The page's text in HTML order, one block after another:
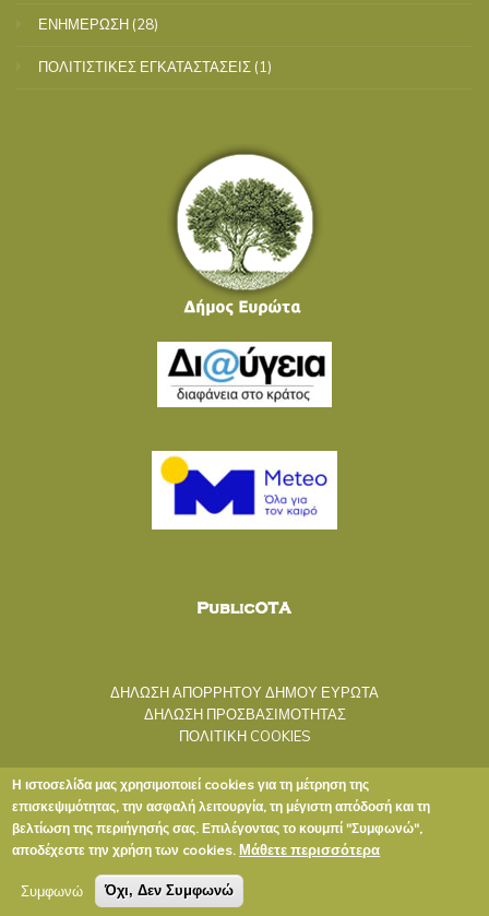
ΕΝΗΜΕΡΩΣΗ (28)
ΠΟΛΙΤΙΣΤΙΚΕΣ ΕΓΚΑΤΑΣΤΑΣΕΙΣ (1)
ΔΗΛΩΣΗ ΑΠΟΡΡΗΤΟΥ ΔΗΜΟΥ ΕΥΡΩΤΑ
ΔΗΛΩΣΗ ΠΡΟΣΒΑΣΙΜΟΤΗΤΑΣ
ΠΟΛΙΤΙΚΗ COOKIES
Copyright © 2020 ΔΗΜΟΣ ΕΥΡΩΤΑ
Η ιστοσελίδα μας χρησιμοποιεί cookies για τη μέτρηση της
επισκεψιμότητας, την ασφαλή λειτουργία, τη μέγιστη απόδοσή και τη
βελτίωση της περιήγησής σας. Επιλέγοντας το κουμπί "Συμφωνώ",
αποδέχεστε την χρήση των cookies. Μάθετε περισσότερα
Συμφωνώ Όχι, Δεν Συμφωνώ